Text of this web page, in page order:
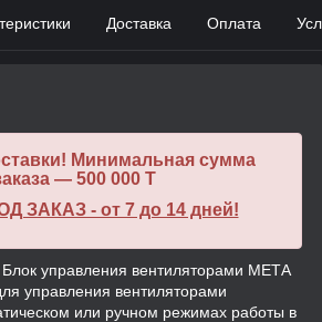
Доставка Оплата
Минимальная сумма
— 500 000 T
ЗАКАЗ - от 7 до 14 дней!
управления вентиляторами МЕТА
управления вентиляторами
или ручном режимах работы в